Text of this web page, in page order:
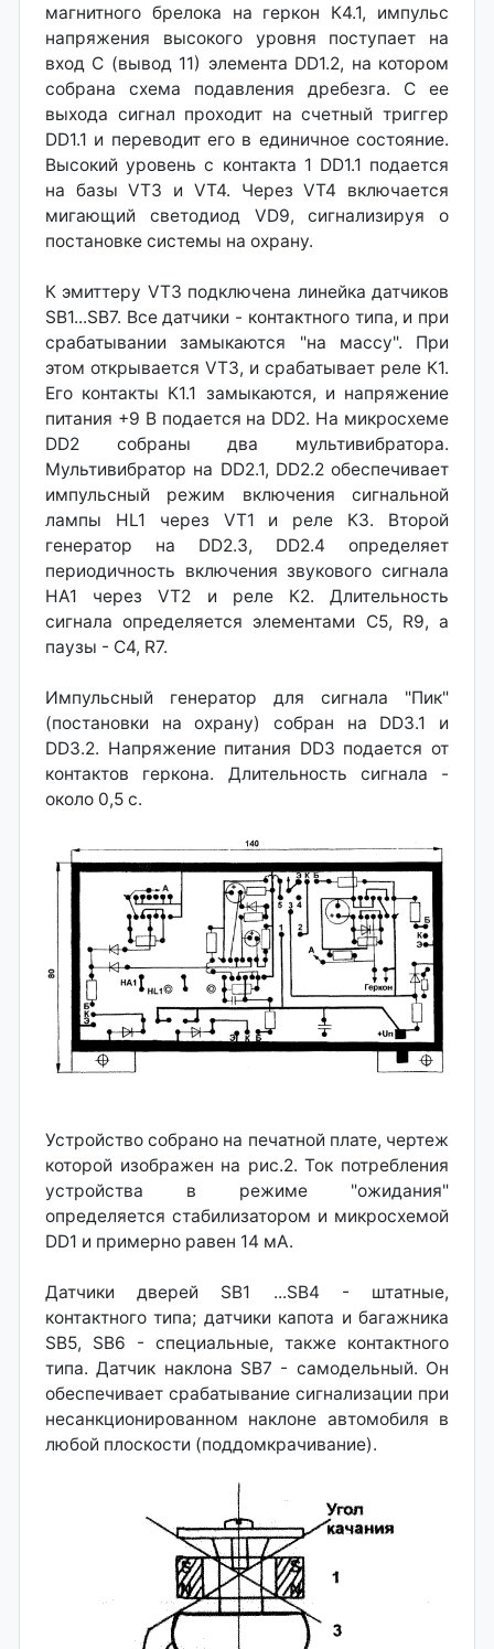
магнитного брелока на геркон К4.1, импульс
напряжения высокого уровня поступает на
вход С (вывод 11) элемента DD1.2, на котором
собрана схема подавления дребезга. С ее
выхода сигнал проходит на счетный триггер
DD1.1 и переводит его в единичное состояние.
Высокий уровень с контакта 1 DD1.1 подается
на базы VT3 и VT4. Через VT4 включается
мигающий светодиод VD9, сигнализируя о
постановке системы на охрану.
К эмиттеру VT3 подключена линейка датчиков
SB1...SB7. Все датчики - контактного типа, и при
срабатывании замыкаются "на массу". При
этом открывается VT3, и срабатывает реле К1.
Его контакты К1.1 замыкаются, и напряжение
питания +9 В подается на DD2. На микросхеме
DD2 собраны два мультивибратора.
Мультивибратор на DD2.1, DD2.2 обеспечивает
импульсный режим включения сигнальной
лампы HL1 через VT1 и реле КЗ. Второй
генератор на DD2.3, DD2.4 определяет
периодичность включения звукового сигнала
НА1 через VT2 и реле К2. Длительность
сигнала определяется элементами С5, R9, а
паузы - С4, R7.
Импульсный генератор для сигнала "Пик"
(постановки на охрану) собран на DD3.1 и
DD3.2. Напряжение питания DD3 подается от
контактов геркона. Длительность сигнала -
около 0,5 с.
Устройство собрано на печатной плате, чертеж
которой изображен на рис.2. Ток потребления
устройства в режиме "ожидания"
определяется стабилизатором и микросхемой
DD1 и примерно равен 14 мА.
Датчики дверей SB1 ...SB4 - штатные,
контактного типа; датчики капота и багажника
SB5, SB6 - специальные, также контактного
типа. Датчик наклона SB7 - самодельный. Он
обеспечивает срабатывание сигнализации при
несанкционированном наклоне автомобиля в
любой плоскости (поддомкрачивание).